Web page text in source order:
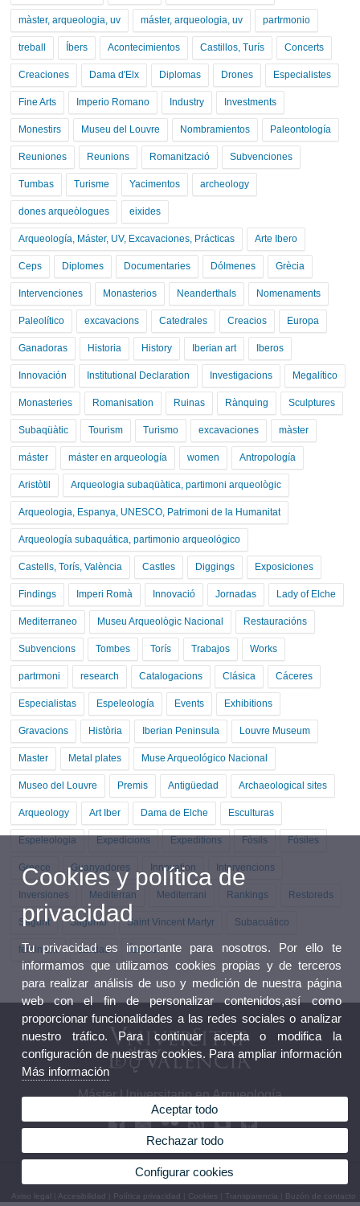
màster, arqueologia, uv máster, arqueologia, uv partrmonio
treball Íbers Acontecimientos Castillos, Turís Concerts
Creaciones Dama d'Elx Diplomas Drones Especialistes
Fine Arts Imperio Romano Industry Investments
Monestirs Museu del Louvre Nombramientos Paleontología
Reuniones Reunions Romanització Subvenciones
Tumbas Turisme Yacimentos archeology
dones arqueòlogues eixides
Arqueología, Máster, UV, Excavaciones, Prácticas Arte Ibero
Ceps Diplomes Documentaries Dólmenes Grècia
Intervenciones Monasterios Neanderthals Nomenaments
Paleolítico excavacions Catedrales Creacios Europa
Ganadoras Historia History Iberian art Iberos
Innovación Institutional Declaration Investigacions Megalítico
Monasteries Romanisation Ruinas Rànquing Sculptures
Subaqüàtic Tourism Turismo excavaciones màster
máster máster en arqueología women Antropología
Aristòtil Arqueologia subaqüàtica, partimoni arqueològic
Arqueologia, Espanya, UNESCO, Patrimoni de la Humanitat
Arqueología subaquática, partimonio arqueológico
Castells, Torís, València Castles Diggings Exposiciones
Findings Imperi Romà Innovació Jornadas Lady of Elche
Mediterraneo Museu Arqueològic Nacional Restauracións
Subvencions Tombes Torís Trabajos Works
partrmoni research Catalogacions Clásica Cáceres
Especialistas Espeleología Events Exhibitions
Gravacions Història Iberian Peninsula Louvre Museum
Master Metal plates Muse Arqueológico Nacional
Museo del Louvre Premis Antigüedad Archaeological sites
Arqueology Art Iber Dama de Elche Esculturas
Espeleologia Expedicions Expeditions Fòsils Fósiles
Greece Guanyadores Innovation Intervencions
Inversiones Mediterran Mediterrani Rankings Restoreds
Sagunt Sagunto Saint Vincent Martyr Subacuático
feminism salidas Íberos
Máster Universitario en Arqueología
© 2026 UV. - Avda Blasco Ibañez 28. 46010 Valencia. Teléfono: 96 3864242
Aviso legal Accesibilidad Política privacidad Cookies Transparencia Buzón de contacto
Cookies y política de
privacidad
Tu privacidad es importante para nosotros. Por ello te
informamos que utilizamos cookies propias y de terceros
para realizar análisis de uso y medición de nuestra página
web con el fin de personalizar contenidos,así como
proporcionar funcionalidades a las redes sociales o analizar
nuestro tráfico. Para continuar acepta o modifica la
configuración de nuestras cookies. Para ampliar información
Más información
Aceptar todo
Rechazar todo
Configurar cookies